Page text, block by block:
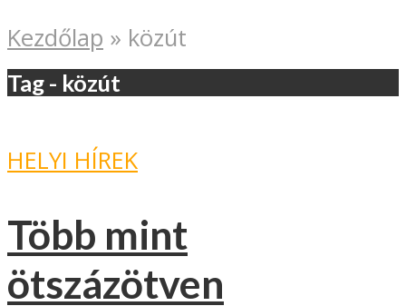
Kezdőlap » közút
Tag - közút
HELYI HÍREK
Több mint
ötszázötven